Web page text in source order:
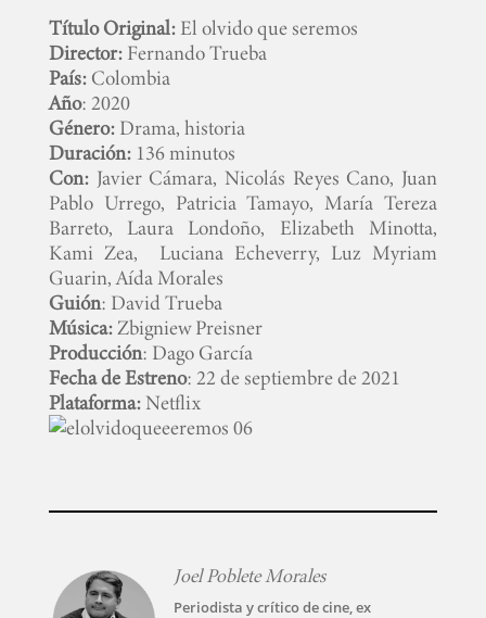
Título Original:El olvido que seremos
Director:Fernando Trueba
País:Colombia
Año: 2020
Género:Drama, historia
Duración:136 minutos
Con:Javier Cámara, Nicolás Reyes Cano, Juan
Pablo Urrego, Patricia Tamayo, María Tereza
Barreto, Laura Londoño, Elizabeth Minotta,
Kami Zea, Luciana Echeverry, Luz Myriam
Guarin, Aída Morales
Guión: David Trueba
Música:Zbigniew Preisner
Producción: Dago García
Fecha de Estreno: 22 de septiembre de 2021
Plataforma:Netflix
Joel Poblete Morales
Periodista y crítico de cine, ex